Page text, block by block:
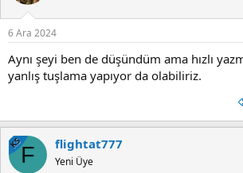
6 Ara 2024
Aynı şeyi ben de düşündüm ama hızlı
yanlış tuşlama yapıyor da olabiliriz.
KSF flightat777
Yeni Üye